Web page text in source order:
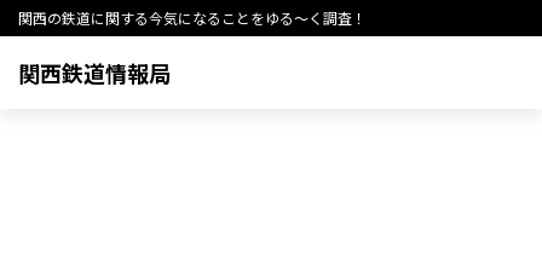
関西の鉄道に関する今気になることをゆる～く調査！
関西鉄道情報局